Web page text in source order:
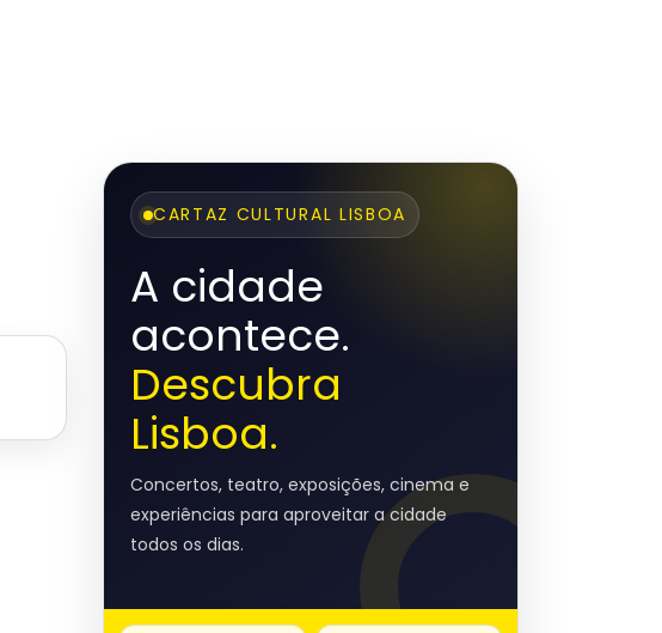
CARTAZ CULTURAL LISBOA
A cidade
acontece.
Descubra
Lisboa.
Concertos, teatro, exposições, cinema e
experiências para aproveitar a cidade
todos os dias.